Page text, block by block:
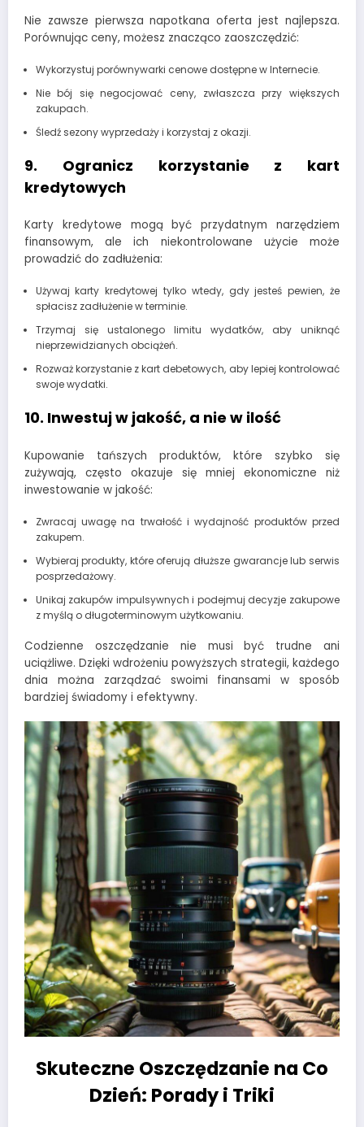
Nie zawsze pierwsza napotkana oferta jest najlepsza.
Porównując ceny, możesz znacząco zaoszczędzić:
Wykorzystuj porównywarki cenowe dostępne w Internecie.
Nie bój się negocjować ceny, zwłaszcza przy większych
zakupach.
Śledź sezony wyprzedaży i korzystaj z okazji.
9. Ogranicz korzystanie z kart
kredytowych
Karty kredytowe mogą być przydatnym narzędziem
finansowym, ale ich niekontrolowane użycie może
prowadzić do zadłużenia:
Używaj karty kredytowej tylko wtedy, gdy jesteś pewien, że
spłacisz zadłużenie w terminie.
Trzymaj się ustalonego limitu wydatków, aby uniknąć
nieprzewidzianych obciążeń.
Rozważ korzystanie z kart debetowych, aby lepiej kontrolować
swoje wydatki.
10. Inwestuj w jakość, a nie w ilość
Kupowanie tańszych produktów, które szybko się
zużywają, często okazuje się mniej ekonomiczne niż
inwestowanie w jakość:
Zwracaj uwagę na trwałość i wydajność produktów przed
zakupem.
Wybieraj produkty, które oferują dłuższe gwarancje lub serwis
posprzedażowy.
Unikaj zakupów impulsywnych i podejmuj decyzje zakupowe
z myślą o długoterminowym użytkowaniu.
Codzienne oszczędzanie nie musi być trudne ani
uciążliwe. Dzięki wdrożeniu powyższych strategii, każdego
dnia można zarządzać swoimi finansami w sposób
bardziej świadomy i efektywny.
Skuteczne Oszczędzanie na Co
Dzień: Porady i Triki